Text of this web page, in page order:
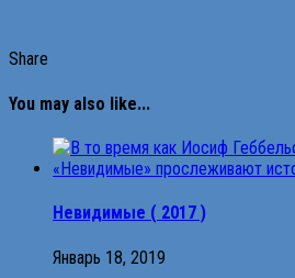
Share
You may also like...
Невидимые ( 2017 )
Январь 18, 2019